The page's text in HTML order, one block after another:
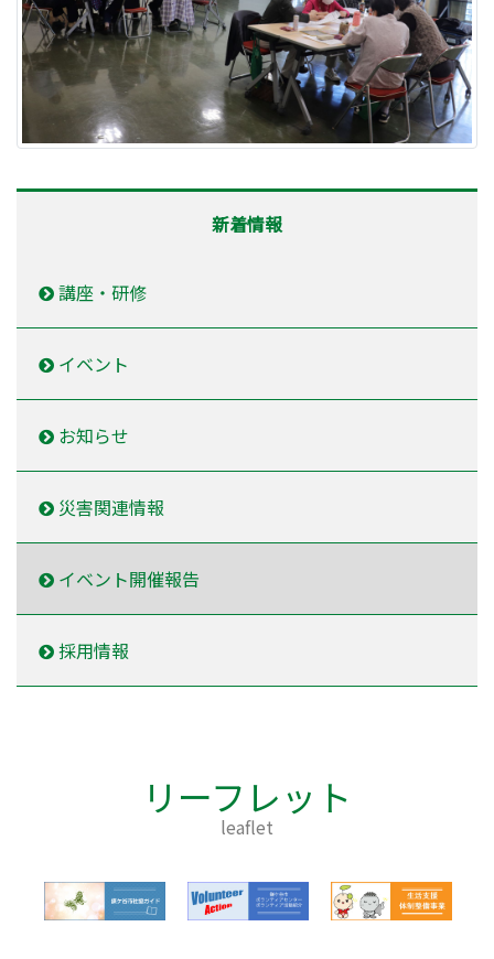
新着情報
講座・研修
イベント
お知らせ
災害関連情報
イベント開催報告
採用情報
リーフレット
leaflet